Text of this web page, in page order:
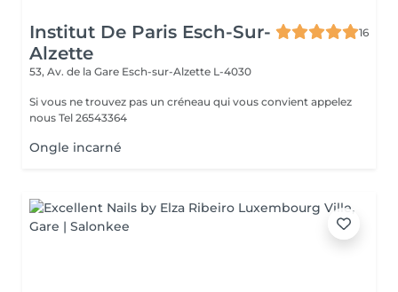
Institut De Paris Esch-Sur-
Alzette
16
53, Av. de la Gare Esch-sur-Alzette L-4030
Si vous ne trouvez pas un créneau qui vous convient appelez
nous Tel 26543364
Ongle incarné